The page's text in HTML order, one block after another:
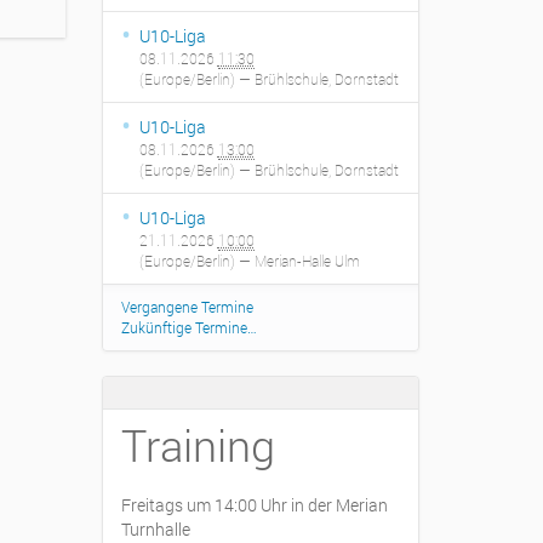
U10-Liga
08.11.2026 11:30
(Europe/Berlin) — Brühlschule, Dornstadt
U10-Liga
08.11.2026 13:00
(Europe/Berlin) — Brühlschule, Dornstadt
U10-Liga
21.11.2026 10:00
(Europe/Berlin) — Merian-Halle Ulm
Vergangene Termine
Zukünftige Termine…
Training
Freitags um 14:00 Uhr in der Merian
Turnhalle